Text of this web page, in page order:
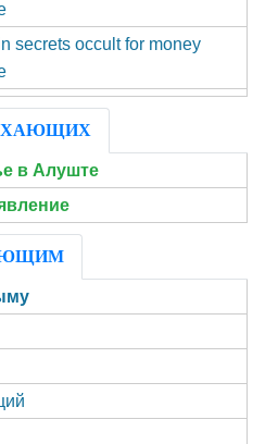
secrets occult for money
в Алуште